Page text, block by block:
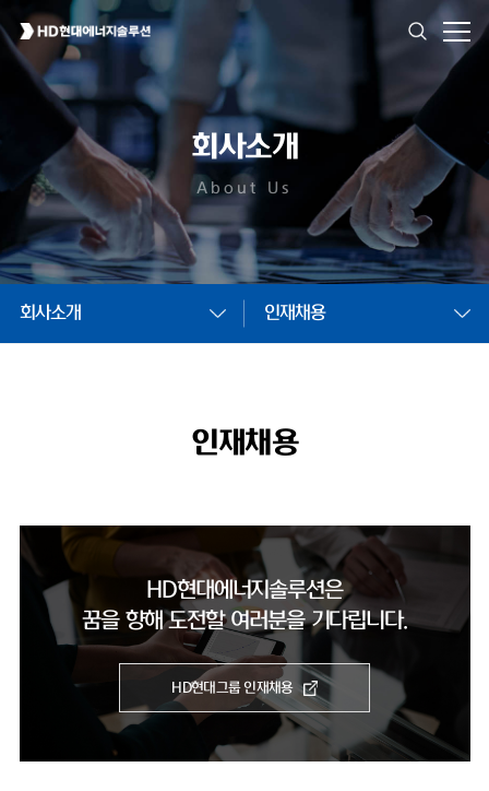
회사소개
About Us
회사소개 인재채용
인재채용
HD현대에너지솔루션은
꿈을 향해 도전할 여러분을 기다립니다.
HD현대그룹 인재채용